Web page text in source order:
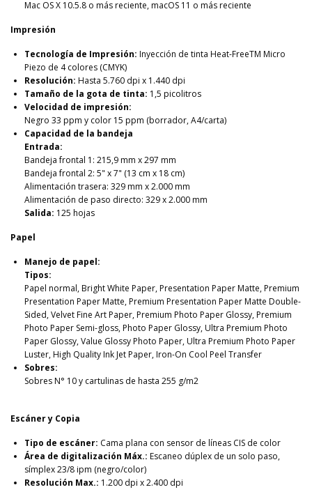
Mac OS X 10.5.8 o más reciente, macOS 11 o más reciente
Impresión
Tecnología de Impresión: Inyección de tinta Heat-FreeTM Micro
Piezo de 4 colores (CMYK)
Resolución: Hasta 5.760 dpi x 1.440 dpi
Tamaño de la gota de tinta: 1,5 picolitros
Velocidad de impresión:
Negro 33 ppm y color 15 ppm (borrador, A4/carta)
Capacidad de la bandeja
Entrada:
Bandeja frontal 1: 215,9 mm x 297 mm
Bandeja frontal 2: 5" x 7" (13 cm x 18 cm)
Alimentación trasera: 329 mm x 2.000 mm
Alimentación de paso directo: 329 x 2.000 mm
Salida: 125 hojas
Papel
Manejo de papel:
Tipos:
Papel normal, Bright White Paper, Presentation Paper Matte, Premium
Presentation Paper Matte, Premium Presentation Paper Matte Double-
Sided, Velvet Fine Art Paper, Premium Photo Paper Glossy, Premium
Photo Paper Semi-gloss, Photo Paper Glossy, Ultra Premium Photo
Paper Glossy, Value Glossy Photo Paper, Ultra Premium Photo Paper
Luster, High Quality Ink Jet Paper, Iron-On Cool Peel Transfer
Sobres:
Sobres N° 10 y cartulinas de hasta 255 g/m2
Escáner y Copia
Tipo de escáner: Cama plana con sensor de líneas CIS de color
Área de digitalización Máx.: Escaneo dúplex de un solo paso,
símplex 23/8 ipm (negro/color)
Resolución Max.: 1.200 dpi x 2.400 dpi